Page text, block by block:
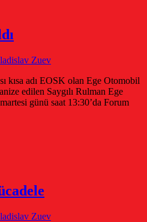
Zuev
kısa adı EOSK olan Ege Otomobil
edilen Saygılı Rulman Ege
günü saat 13:30’da Forum
Zuev